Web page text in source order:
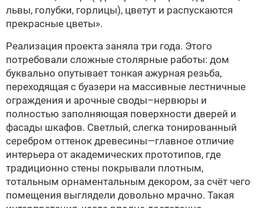
львы, голубки, горлицы), цветут и распускаются
прекрасные цветы».
Реализация проекта заняла три года. Этого
потребовали сложные столярные работы: дом
буквально опутывает тонкая ажурная резьба,
переходящая с буазери на массивные лестничные
ограждения и арочные своды–нервюры и
полностью заполняющая поверхности дверей и
фасады шкафов. Светлый, слегка тонированный
серебром оттенок древесины—главное отличие
интерьера от академических прототипов, где
традиционно стены покрывали плотным,
тотальным орнаментальным декором, за счёт чего
помещения выглядели довольно мрачно. Такая